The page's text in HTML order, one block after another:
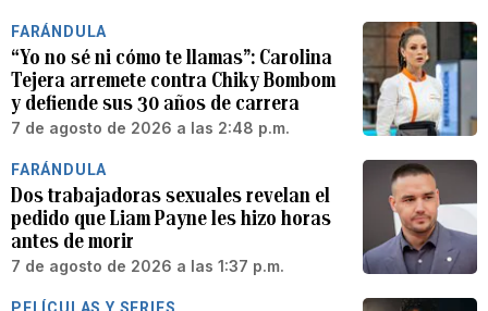
FARÁNDULA
“Yo no sé ni cómo te llamas”: Carolina
Tejera arremete contra Chiky Bombom
y defiende sus 30 años de carrera
7 de agosto de 2026 a las 2:48 p.m.
FARÁNDULA
Dos trabajadoras sexuales revelan el
pedido que Liam Payne les hizo horas
antes de morir
7 de agosto de 2026 a las 1:37 p.m.